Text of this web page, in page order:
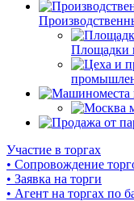
Площадки
Участие в торгах
• Сопровождение
• Заявка на торги
• Агент на торгах по